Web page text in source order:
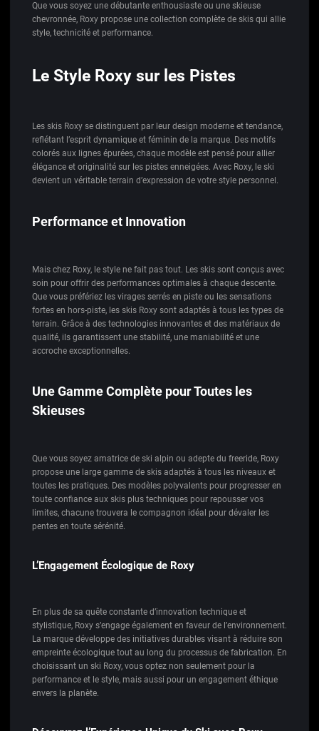
Que vous soyez une débutante enthousiaste ou une skieuse
chevronnée, Roxy propose une collection complète de skis qui allie
style, technicité et performance.
Le Style Roxy sur les Pistes
Les skis Roxy se distinguent par leur design moderne et tendance,
reflétant l’esprit dynamique et féminin de la marque. Des motifs
colorés aux lignes épurées, chaque modèle est pensé pour allier
élégance et originalité sur les pistes enneigées. Avec Roxy, le ski
devient un véritable terrain d’expression de votre style personnel.
Performance et Innovation
Mais chez Roxy, le style ne fait pas tout. Les skis sont conçus avec
soin pour offrir des performances optimales à chaque descente.
Que vous préfériez les virages serrés en piste ou les sensations
fortes en hors-piste, les skis Roxy sont adaptés à tous les types de
terrain. Grâce à des technologies innovantes et des matériaux de
qualité, ils garantissent une stabilité, une maniabilité et une
accroche exceptionnelles.
Une Gamme Complète pour Toutes les
Skieuses
Que vous soyez amatrice de ski alpin ou adepte du freeride, Roxy
propose une large gamme de skis adaptés à tous les niveaux et
toutes les pratiques. Des modèles polyvalents pour progresser en
toute confiance aux skis plus techniques pour repousser vos
limites, chacune trouvera le compagnon idéal pour dévaler les
pentes en toute sérénité.
L’Engagement Écologique de Roxy
En plus de sa quête constante d’innovation technique et
stylistique, Roxy s’engage également en faveur de l’environnement.
La marque développe des initiatives durables visant à réduire son
empreinte écologique tout au long du processus de fabrication. En
choisissant un ski Roxy, vous optez non seulement pour la
performance et le style, mais aussi pour un engagement éthique
envers la planète.